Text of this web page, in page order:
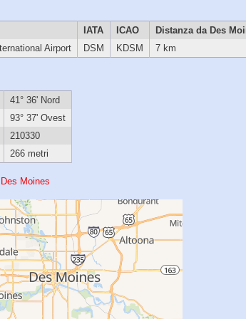
IATA ICAO
Distanza da Des
Airport
DSM KDSM 7 km
41° 36' Nord
93° 37' Ovest
210330
266 metri
Moines